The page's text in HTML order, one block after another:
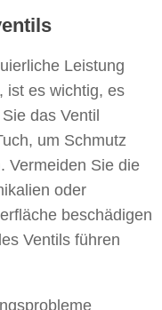
Leistung
ist es wichtig, es
das Ventil
um Schmutz
Vermeiden Sie die
oder
beschädigen
Ventils führen